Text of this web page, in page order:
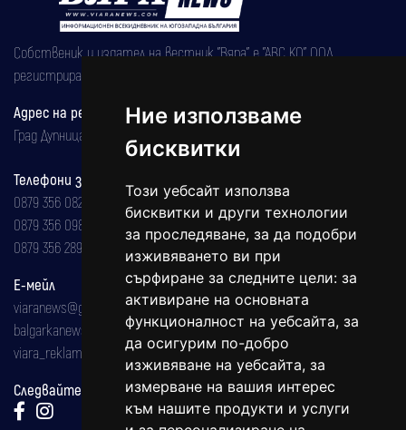
Ние използваме
бисквитки
Този уебсайт използва
бисквитки и други технологии
за проследяване, за да подобри
изживяването ви при
сърфиране за следните цели: за
активиране на основната
функционалност на уебсайта, за
да осигурим по-добро
изживяване на уебсайта, за
измерване на вашия интерес
към нашите продукти и услуги
Собственик и издател на вестник "Вяра" е "АВС КО" ООД,
регистрирана на 08.05.2002 година.
Адрес на редакцията
Град Дупница, ул.''Христо Ботев" 43
Телефони за реклама и абонаменти
0879 356 082
0879 356 098
0879 356 289
Е-мейл
viaranews@gmail.com
balgarkanews@gmail.com
viara_reklama@mail.bg
Следвайте ни: